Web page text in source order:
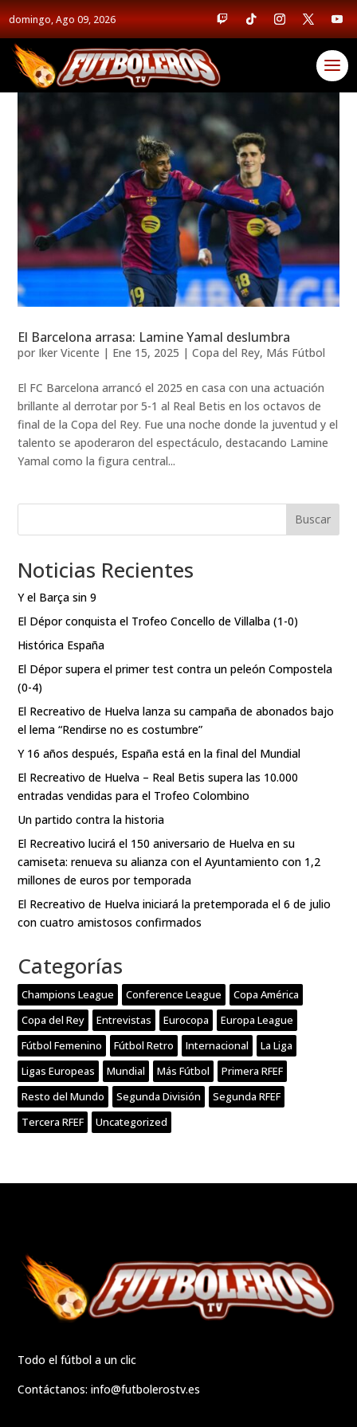
domingo, Ago 09, 2026
El Barcelona arrasa: Lamine Yamal deslumbra
por Iker Vicente | Ene 15, 2025 |Copa del Rey, Más Fútbol
El FC Barcelona arrancó el 2025 en casa con una actuación
brillante al derrotar por 5-1 al Real Betis en los octavos de
final de la Copa del Rey. Fue una noche donde la juventud y el
talento se apoderaron del espectáculo, destacando Lamine
Yamal como la figura central...
Buscar
Noticias Recientes
Y el Barça sin 9
El Dépor conquista el Trofeo Concello de Villalba (1-0)
Histórica España
El Dépor supera el primer test contra un peleón Compostela
(0-4)
El Recreativo de Huelva lanza su campaña de abonados bajo
el lema “Rendirse no es costumbre”
Y 16 años después, España está en la final del Mundial
El Recreativo de Huelva – Real Betis supera las 10.000
entradas vendidas para el Trofeo Colombino
Un partido contra la historia
El Recreativo lucirá el 150 aniversario de Huelva en su
camiseta: renueva su alianza con el Ayuntamiento con 1,2
millones de euros por temporada
El Recreativo de Huelva iniciará la pretemporada el 6 de julio
con cuatro amistosos confirmados
Categorías
Champions League Conference League
Copa América
Copa del Rey
Entrevistas Eurocopa
Europa League
Fútbol Femenino
Fútbol Retro Internacional
La Liga
Ligas Europeas
Mundial Más Fútbol
Primera RFEF
Resto del Mundo
Segunda División
Segunda RFEF
Tercera RFEF
Uncategorized
Todo el fútbol a un clic
Contáctanos:info@futbolerostv.es